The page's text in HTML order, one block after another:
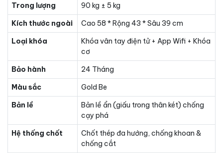
Trong lượng
90 kg ± 5 kg
Kích thước ngoài
Cao 58 * Rộng 43 * Sâu 39 cm
Loại khóa
Khóa vân tay điện tử + App Wifi + Khóa
cơ
Bảo hành
24 Tháng
Màu sắc
Gold Be
Bản lề
Bản lề ẩn (giấu trong thân két) chống
cạy phá
Hệ thống chốt
Chốt thép đa hướng, chống khoan &
chống cắt